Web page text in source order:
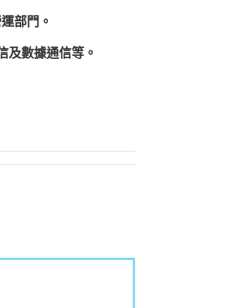
部門。
及數據通信等。